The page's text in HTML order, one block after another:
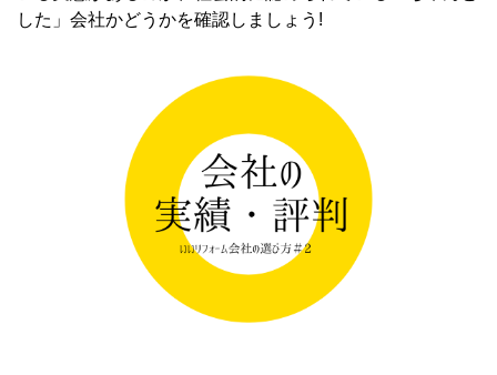
した」会社かどうかを確認しましょう!